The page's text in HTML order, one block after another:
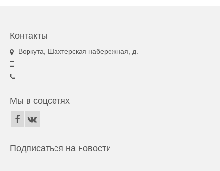
Контакты
Воркута, Шахтерская набережная, д.
Мы в соцсетях
Подписаться на новости